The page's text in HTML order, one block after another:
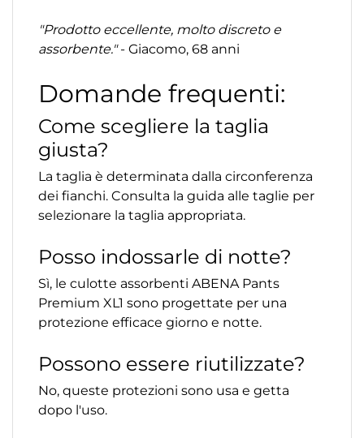
"Prodotto eccellente, molto discreto e
assorbente."- Giacomo, 68 anni
Domande frequenti:
Come scegliere la taglia
giusta?
La taglia è determinata dalla circonferenza
dei fianchi. Consulta la guida alle taglie per
selezionare la taglia appropriata.
Posso indossarle di notte?
Sì, le culotte assorbenti ABENA Pants
Premium XL1 sono progettate per una
protezione efficace giorno e notte.
Possono essere riutilizzate?
No, queste protezioni sono usa e getta
dopo l'uso.